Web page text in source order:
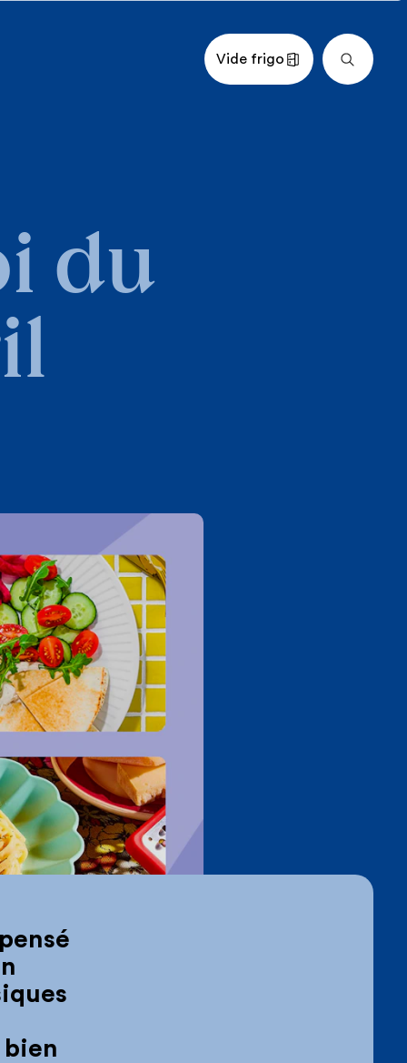
Vide frigo
du
au 27